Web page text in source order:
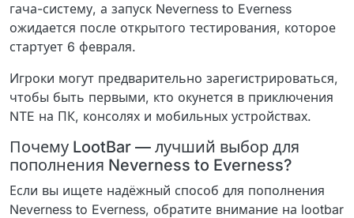
гача-систему, а запуск Neverness to Everness
ожидается после открытого тестирования, которое
стартует 6 февраля.
Игроки могут предварительно зарегистрироваться,
чтобы быть первыми, кто окунется в приключения
NTE на ПК, консолях и мобильных устройствах.
Почему LootBar — лучший выбор для
пополнения Neverness to Everness?
Если вы ищете надёжный способ для пополнения
Neverness to Everness, обратите внимание на lootbar